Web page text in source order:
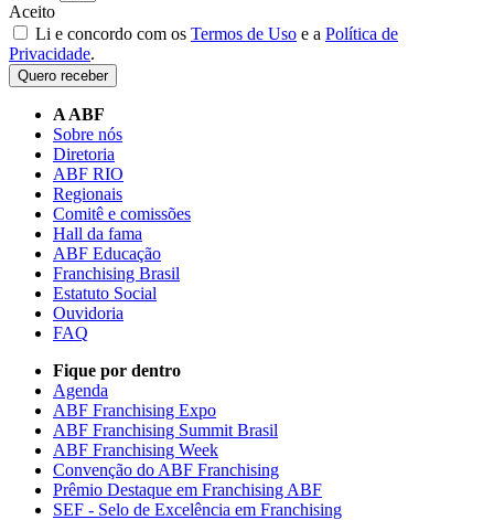
Aceito
Li e concordo com os Termos de Uso e a Política de
Privacidade.
Quero receber
A ABF
Sobre nós
Diretoria
ABF RIO
Regionais
Comitê e comissões
Hall da fama
ABF Educação
Franchising Brasil
Estatuto Social
Ouvidoria
FAQ
Fique por dentro
Agenda
ABF Franchising Expo
ABF Franchising Summit Brasil
ABF Franchising Week
Convenção do ABF Franchising
Prêmio Destaque em Franchising ABF
SEF - Selo de Excelência em Franchising